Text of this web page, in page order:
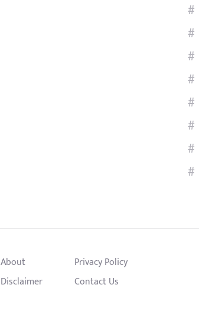
About
Privacy Policy
Disclaimer
Contact Us